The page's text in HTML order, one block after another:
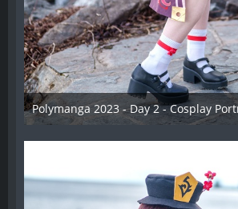
Polymanga 2023 - Day 2 - Cosplay
12. Mai 2023